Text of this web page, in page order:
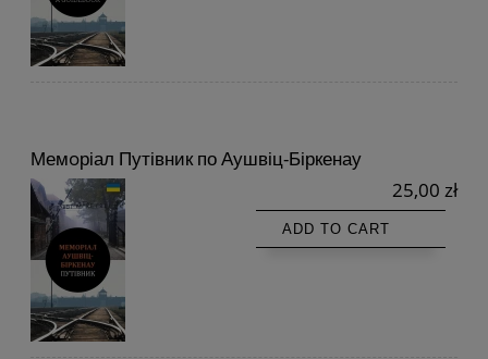
Мемoріал Путівник по Аушвіц-Біркенау
25,00 zł
ADD TO CART